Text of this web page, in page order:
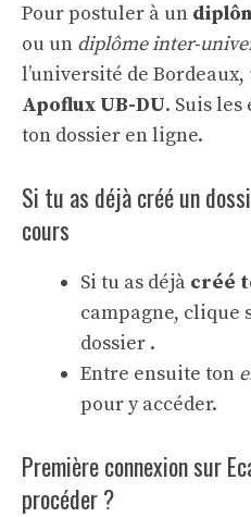
Pour postuler à un
ou un diplôme inter-
l’université de
Apoflux UB-DU. Suis
ton dossier en ligne.
Si tu as déjà créé un
cours
Si tu as déjà créé
campagne, clique
dossier .
Entre ensuite ton
pour y accéder.
Première connexion sur
procéder ?